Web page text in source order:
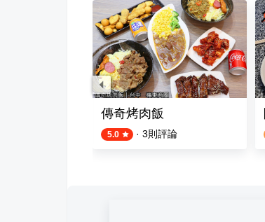
傳奇烤肉飯
5.0 · 3則評論